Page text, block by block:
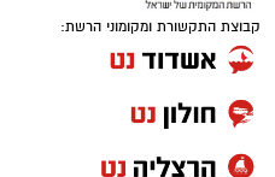
קבוצת התקשורת ומקומוני הרשת: